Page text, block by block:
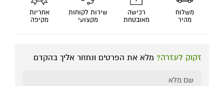
משלוח
מהיר
רכישה
מאובטחת
שירות לקוחות
מקצועי
אחריות
מקיפה
זקוק לעזרה? מלא את הפרטים ונחזור אליך בהקדם